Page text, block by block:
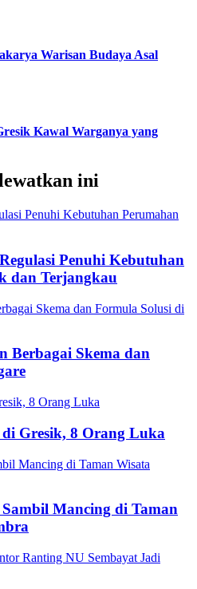
Warisan Budaya Asal
Kawal Warganya yang
ini
Penuhi Kebutuhan
dan Terjangkau
Berbagai Skema dan
Gresik, 8 Orang Luka
Mancing di Taman